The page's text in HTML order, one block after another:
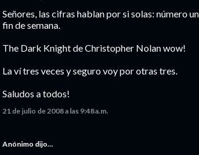
Señores, las cifras hablan por si solas: número
fin de semana.
The Dark Knight de Christopher Nolan wow!
La ví tres veces y seguro voy por otras tres.
Saludos a todos!
21 de julio de 2008 a las 9:48 a.m.
Anónimo dijo…